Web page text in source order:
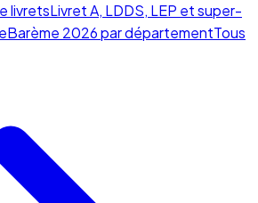
livretsLivret A, LDDS, LEP et super-
Barème 2026 par départementTous